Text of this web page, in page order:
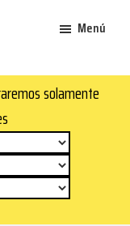
Menú
solamente